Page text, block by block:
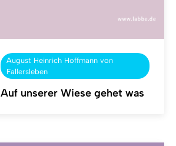
August Heinrich Hoffmann von
Fallersleben
Auf unserer Wiese gehet was